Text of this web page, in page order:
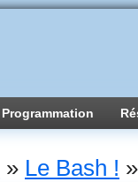
Programmation
» Le Bash ! »